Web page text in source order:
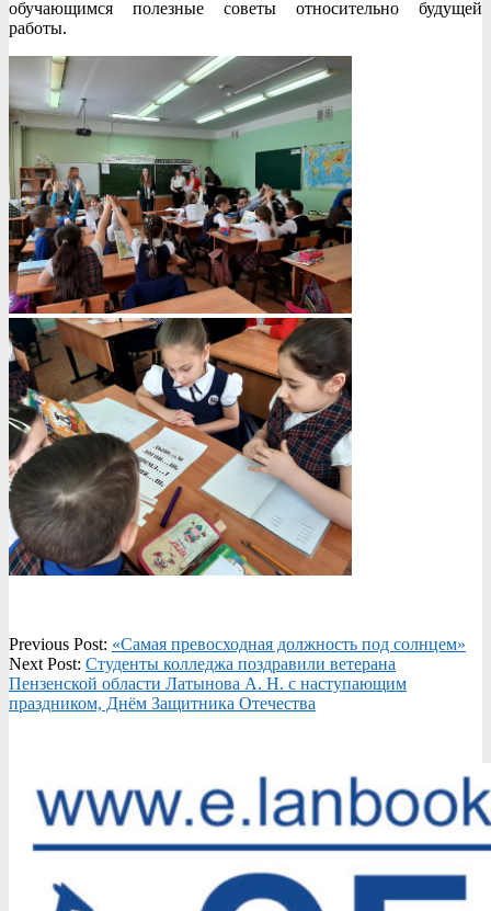
обучающимся полезные советы относительно будущей
работы.
2020-
02-
12
Previous Post: «Самая превосходная должность под солнцем»
Next Post: Студенты колледжа поздравили ветерана
Пензенской области Латынова А. Н. с наступающим
праздником, Днём Защитника Отечества